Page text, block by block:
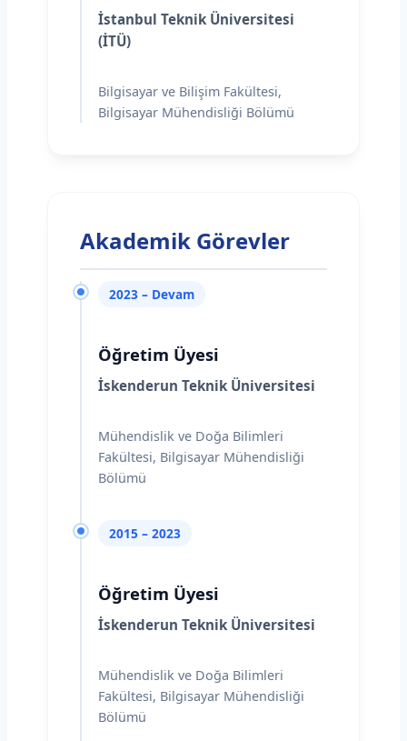
İstanbul Teknik Üniversitesi
(İTÜ)
Bilgisayar ve Bilişim Fakültesi,
Bilgisayar Mühendisliği Bölümü
Akademik Görevler
2023 – Devam
Öğretim Üyesi
İskenderun Teknik Üniversitesi
Mühendislik ve Doğa Bilimleri
Fakültesi, Bilgisayar Mühendisliği
Bölümü
2015 – 2023
Öğretim Üyesi
İskenderun Teknik Üniversitesi
Mühendislik ve Doğa Bilimleri
Fakültesi, Bilgisayar Mühendisliği
Bölümü